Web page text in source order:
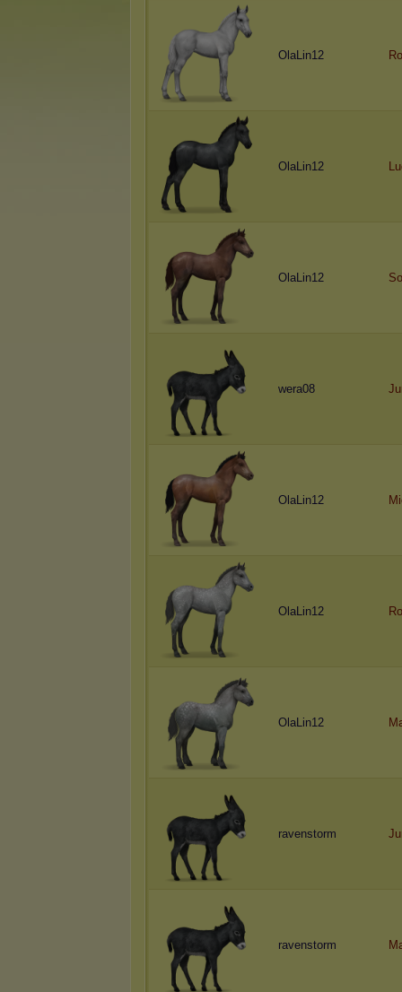
OlaLin12
OlaLin12
OlaLin12
wera08
OlaLin12
OlaLin12
OlaLin12
ravenstorm
ravenstorm